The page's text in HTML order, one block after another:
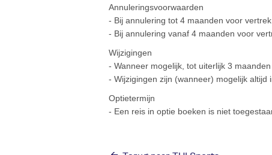
Annuleringsvoorwaarden
- Bij annulering tot 4 maanden voor
- Bij annulering vanaf 4 maanden voor
Wijzigingen
- Wanneer mogelijk, tot uiterlijk 3
- Wijzigingen zijn (wanneer) mogelijk altijd
Optietermijn
- Een reis in optie boeken is niet